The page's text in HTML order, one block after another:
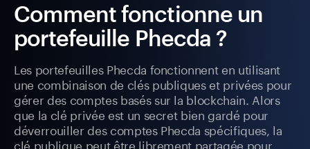
Comment fonctionne un
portefeuille Phecda ?
Les portefeuilles Phecda fonctionnent en utilisant
une combinaison de clés publiques et privées pour
gérer des comptes basés sur la blockchain. Alors
que la clé privée est un secret bien gardé pour
déverrouiller des comptes Phecda spécifiques, la
clé publique peut être librement partagée pour